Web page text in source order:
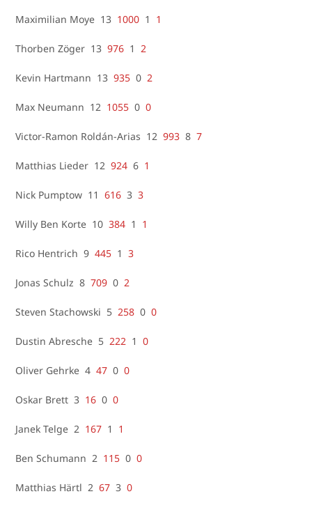
Maximilian Moye 13 1000 1 1
Thorben Zöger 13976 1 2
Kevin Hartmann 13935 0 2
Max Neumann 12 1055 00
Victor-Ramon Roldán-Arias 12993 87
Matthias Lieder 12924 6 1
Nick Pumptow 11616 33
Willy Ben Korte 10384 1 1
Rico Hentrich 9445 13
Jonas Schulz 8709 0 2
Steven Stachowski 5 258 00
Dustin Abresche 5 222 10
Oliver Gehrke 447 00
Oskar Brett 3 16 00
Janek Telge 2 167 1 1
Ben Schumann 2 115 00
Matthias Härtl 2 67 30